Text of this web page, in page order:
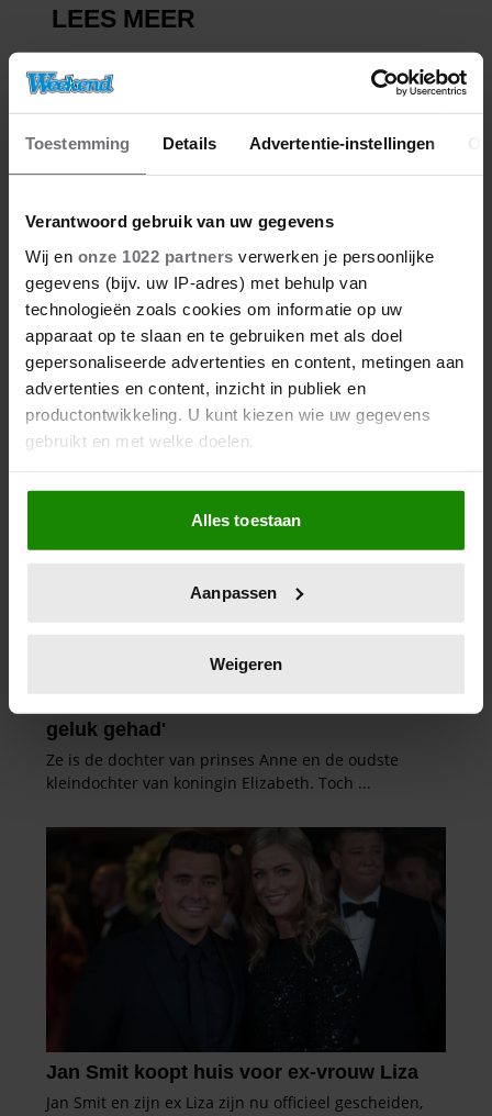
Toestemming Details Advertentie-instellingen
Verantwoord gebruik van uw gegevens
Wij en onze 1022 partners verwerken je persoonlijke
gegevens (bijv. uw IP-adres) met behulp van
technologieën zoals cookies om informatie op uw
apparaat op te slaan en te gebruiken met als doel
gepersonaliseerde advertenties en content, metingen aan
advertenties en content, inzicht in publiek en
productontwikkeling. U kunt kiezen wie uw gegevens
gebruikt en met welke doelen.
Als u het toestaat, willen we ook graag:
Informatie verzamelen over uw geografische
locatie, die tot een paar meter nauwkeurig kan zijn
scannen op specifieke eigenschappen (fingerprinting)
verwerkt en stel uw voorkeuren in het
intrekken in de Cookieverklaring.
We gebruiken cookies om content en advertenties te
personaliseren, om functies voor social media te bieden
informatie over uw gebruik van onze site met onze
partners voor social media, adverteren en analyse. Deze
partners kunnen deze gegevens combineren met andere
informatie die u aan ze heeft verstrekt of die ze hebben
verzameld op basis van uw gebruik van hun services. U
gaat akkoord met onze cookies als u onze website blijft
Alles toestaan
Aanpassen
Weigeren